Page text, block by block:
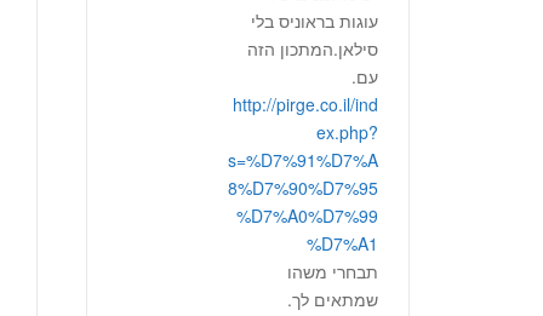
עוגות בראוניס בלי
סילאן.המתכון הזה
עם.
http://pirge.co.il/ind
ex.php?
s=%D7%91%D7%A
8%D7%90%D7%95
%D7%A0%D7%99
%D7%A1
תבחרי משהו
שמתאים לך.